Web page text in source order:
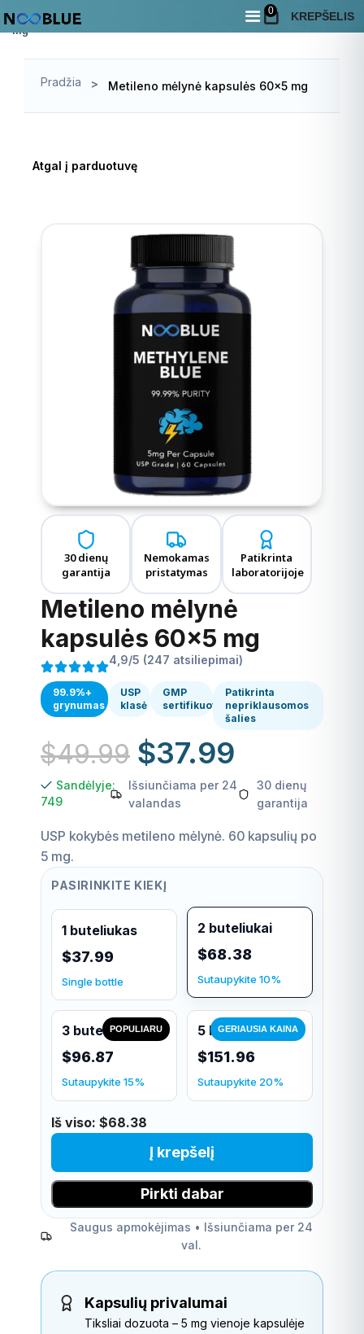
0 KREPŠELIS
Pradžia /
Metileno mėlynė kapsulės 60×5
mg
Pradžia > Metileno mėlynė kapsulės 60×5 mg
Atgal į parduotuvę
30 dienų
garantija
Nemokamas
pristatymas
Patikrinta
laboratorijoje
Metileno mėlynė
kapsulės 60×5 mg
4,9/5 (247 atsiliepimai)
99.9%+
grynumas
USP
klasė
GMP
sertifikuota
Patikrinta
nepriklausomos
šalies
$49.99 $37.99
Sandėlyje:
749
Išsiunčiama per 24
valandas
30 dienų
garantija
USP kokybės metileno mėlynė. 60 kapsulių po
5 mg.
PASIRINKITE KIEKĮ
1 buteliukas
$37.99
Single bottle
2 buteliukai
$68.38
Sutaupykite 10%
POPULIARU
3 buteliukai
$96.87
Sutaupykite 15%
GERIAUSIA KAINA
5 buteliukai
$151.96
Sutaupykite 20%
Iš viso: $68.38
Į krepšelį
Pirkti dabar
Saugus apmokėjimas • Išsiunčiama per 24
val.
Kapsulių privalumai
Tiksliai dozuota – 5 mg vienoje kapsulėje